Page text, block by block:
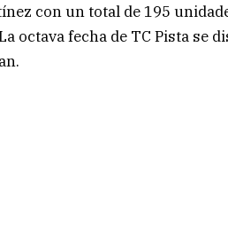
con un total de 195
octava fecha de TC Pista se